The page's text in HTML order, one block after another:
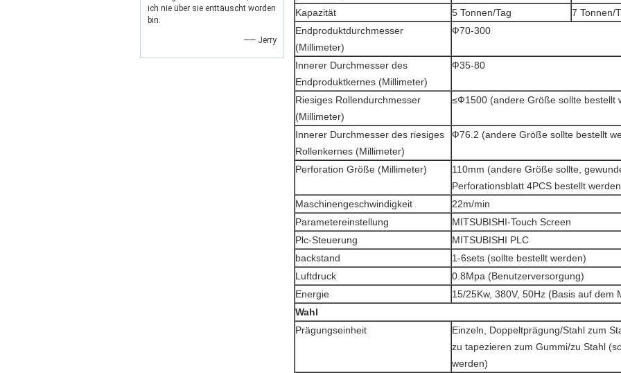
ich nie über sie enttäuscht worden
bin.
—— Jerry
Kapazität 5 Tonnen/Tag
7 Tonnen/
Endproduktdurchmesser
(Millimeter)
Ф70-300
Innerer Durchmesser des
Endproduktkernes (Millimeter)
Ф35-80
Riesiges Rollendurchmesser
(Millimeter)
≤Ф1500 (andere Größe sollte bestellt
Innerer Durchmesser des riesiges
Rollenkernes (Millimeter)
Ф76.2 (andere Größe sollte bestellt
Perforation Größe (Millimeter)
110mm (andere Größe sollte,
Perforationsblatt 4PCS bestellt
Maschinengeschwindigkeit
22m/min
Parametereinstellung
MITSUBISHI-Touch Screen
Plc-Steuerung
MITSUBISHI PLC
backstand
1-6sets (sollte bestellt werden)
Luftdruck
0.8Mpa (Benutzerversorgung)
Energie
15/25Kw, 380V, 50Hz (Basis auf dem
Wahl
Prägungseinheit
Einzeln, Doppeltprägung/Stahl zum
zu tapezieren zum Gummi/zu Stahl
werden)